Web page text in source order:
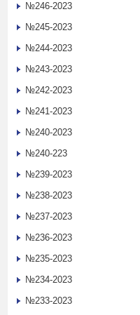
№246-2023
№245-2023
№244-2023
№243-2023
№242-2023
№241-2023
№240-2023
№240-223
№239-2023
№238-2023
№237-2023
№236-2023
№235-2023
№234-2023
№233-2023